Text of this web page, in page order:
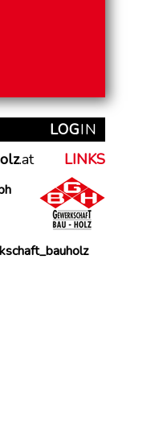
LOGIN
.at LINKS